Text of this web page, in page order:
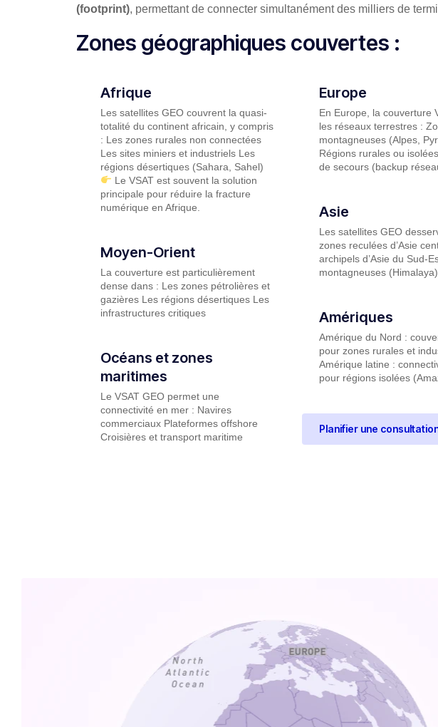
(footprint), permettant de connecter simultanément des milliers de
Zones géographiques couvertes :
Afrique
Les satellites GEO couvrent la quasi-
totalité du continent africain, y compris
: Les zones rurales non connectées
Les sites miniers et industriels Les
régions désertiques (Sahara, Sahel)
Le VSAT est souvent la solution
principale pour réduire la fracture
numérique en Afrique.
Moyen-Orient
La couverture est particulièrement
dense dans : Les zones pétrolières et
gazières Les régions désertiques Les
infrastructures critiques
Océans et zones
maritimes
Le VSAT GEO permet une
connectivité en mer : Navires
commerciaux Plateformes offshore
Croisières et transport maritime
Europe
En Europe, la couverture
les réseaux terrestres :
montagneuses (Alpes,
Régions rurales ou
de secours (backup
Asie
Les satellites GEO
zones reculées d’Asie
archipels d’Asie du Sud-
montagneuses (Himalaya)
Amériques
Amérique du Nord :
pour zones rurales et
Amérique latine :
pour régions isolées
Planifier une